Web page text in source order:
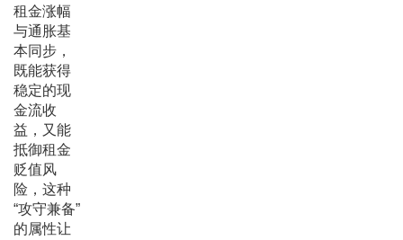
租金涨幅
与通胀基
本同步，
既能获得
稳定的现
金流收
益，又能
抵御租金
贬值风
险，这种
“攻守兼备”
的属性让